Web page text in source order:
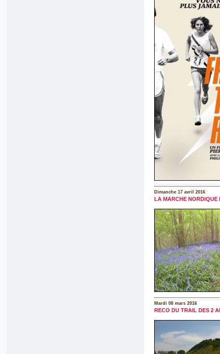
Dimanche 17 avril 2016
LA MARCHE NORDIQUE
Mardi 08 mars 2016
RECO DU TRAIL DES 2